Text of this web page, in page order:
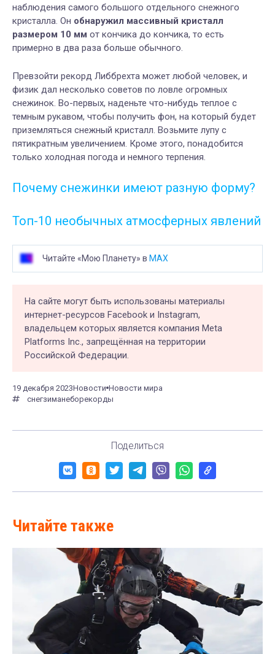
наблюдения самого большого отдельного снежного
кристалла. Он обнаружил массивный кристалл
размером 10 мм от кончика до кончика, то есть
примерно в два раза больше обычного.
Превзойти рекорд Либбрехта может любой человек, и
физик дал несколько советов по ловле огромных
снежинок. Во-первых, наденьте что-нибудь теплое с
темным рукавом, чтобы получить фон, на который будет
приземляться снежный кристалл. Возьмите лупу с
пятикратным увеличением. Кроме этого, понадобится
только холодная погода и немного терпения.
Почему снежинки имеют разную форму?
Топ-10 необычных атмосферных явлений
Читайте «Мою Планету» в MAX
На сайте могут быть использованы материалы
интернет-ресурсов Facebook и Instagram,
владельцем которых является компания Meta
Platforms Inc., запрещённая на территории
Российской Федерации.
19 декабря 2023Новости Новости мира
снегзиманеборекорды
Поделиться
Читайте также